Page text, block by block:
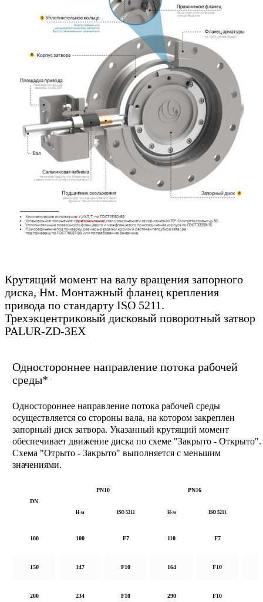
Крутящий момент на валу вращения запорного
диска, Нм. Монтажный фланец крепления
привода по стандарту ISO 5211.
Трехэкцентриковый дисковый поворотный затвор
PALUR-ZD-3EX
Одностороннее направление потока рабочей
среды*
Одностороннее направление потока рабочей среды
осуществляется со стороны вала, на котором закреплен
запорный диск затвора. Указанный крутящий момент
обеспечивает движение диска по схеме "Закрыто - Открыто".
Схема "Отрыто - Закрыто" выполняется с меньшим
значениями.
DN
PN10 PN16
Н·м ISO 5211 Н·м ISO 5211
100 100 F7 110 F7
150 147 F10 164 F10
200 234 F10 290 F10